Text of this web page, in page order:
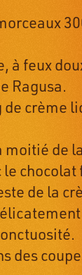
à feux
Ragusa.
de crème
moitié de
chocolat
de la
des